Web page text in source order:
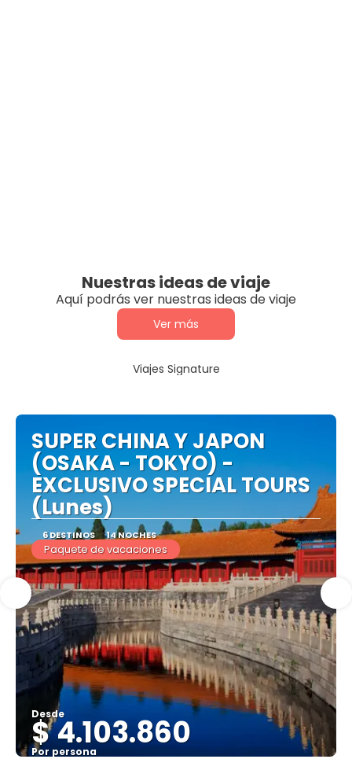
Nuestras ideas de viaje
Aquí podrás ver nuestras ideas de viaje
Ver más
Viajes Signature
SUPER CHINA Y JAPON
(OSAKA - TOKYO) -
EXCLUSIVO SPECIAL TOURS
(Lunes)
6 DESTINOS 14 NOCHES
Paquete de vacaciones
Desde
$ 4.103.860
Por persona